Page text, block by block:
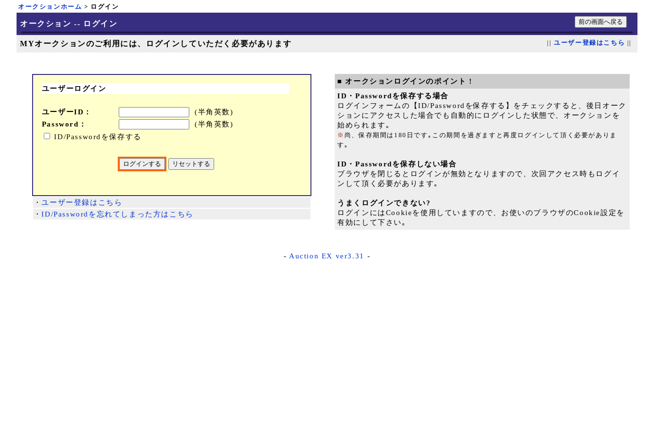
オークションホーム > ログイン
オークション -- ログイン
MYオークションのご利用には、ログインしていただく必要があります ||ユーザー登録はこちら ||
ユーザーログイン
ユーザーID：
(半角英数)
Password：
(半角英数)
ID/Passwordを保存する
・ユーザー登録はこちら
・ID/Passwordを忘れてしまった方はこちら
■ オークションログインのポイント !
ID・Passwordを保存する場合
ログインフォームの【ID/Passwordを保存する】をチェックすると、後日オーク
ションにアクセスした場合でも自動的にログインした状態で、オークションを
始められます｡
※ 尚、保存期間は180日です｡この期間を過ぎますと再度ログインして頂く必要がありま
す｡
ID・Passwordを保存しない場合
ブラウザを閉じるとログインが無効となりますので、次回アクセス時もログイ
ンして頂く必要があります｡
うまくログインできない?
ログインにはCookieを使用していますので、お使いのブラウザのCookie設定を
有効にして下さい｡
- Auction EX ver3.31 -